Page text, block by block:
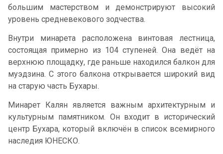
большим мастерством и демонстрируют высокий
уровень средневекового зодчества.
Внутри минарета расположена винтовая лестница,
состоящая примерно из 104 ступеней. Она ведёт на
верхнюю площадку, где раньше находился балкон для
муэдзина. С этого балкона открывается широкий вид
на старую часть Бухары.
Минарет Калян является важным архитектурным и
культурным памятником. Он входит в исторический
центр Бухара, который включён в список всемирного
наследия ЮНЕСКО.